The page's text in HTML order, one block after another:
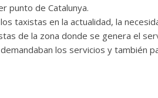
punto de Catalunya.
taxistas en la actualidad, la
de la zona donde se genera el
los servicios y también